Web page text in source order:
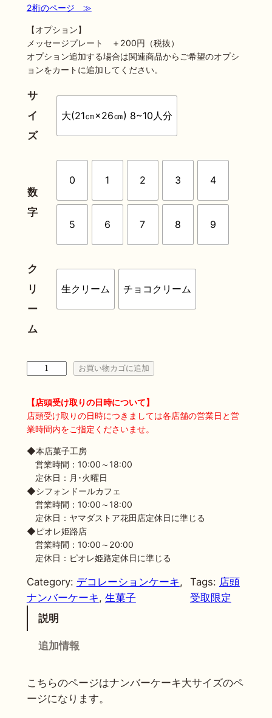
2桁のページ ≫
【オプション】
メッセージプレート ＋200円（税抜）
オプション追加する場合は関連商品からご希望のオプシ
ョンをカートに追加してください。
サ
イ
ズ
大(21㎝×26㎝) 8~10人分
数
字
0 1 2 3 4
5 6 7 8 9
ク
リ
ー
ム
生クリーム チョコクリーム
バ
ー
ケ
ー
キ
（
大
イ
ズ
）
お買い物カゴに追加
【店頭受け取りの日時について】
店頭受け取りの日時につきましては各店舗の営業日と営
業時間内をご指定くださいませ。
◆本店菓子工房
営業時間：10:00～18:00
定休日：月･火曜日
◆シフォンドールカフェ
営業時間：10:00～18:00
定休日：ヤマダストア花田店定休日に準じる
◆ピオレ姫路店
営業時間：10:00～20:00
定休日：ピオレ姫路定休日に準じる
Category: デコレーションケーキ
ナンバーケーキ, 生菓子
Tags: 店頭
受取限定
説明
追加情報
こちらのページはナンバーケーキ大サイズのペ
ージになります。